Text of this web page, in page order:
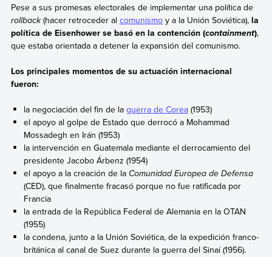
Pese a sus promesas electorales de implementar una política de
rollback(hacer retroceder al comunismoy a la Unión Soviética), la
política de Eisenhower se basó en la contención (containment),
que estaba orientada a detener la expansión del comunismo.
Los principales momentos de su actuación internacional
fueron:
la negociación del fin de laguerra de Corea (1953)
el apoyo al golpe de Estado que derrocó a Mohammad
Mossadegh en Irán (1953)
la intervención en Guatemala mediante el derrocamiento del
presidente Jacobo Árbenz (1954)
el apoyo a la creación de la Comunidad Europea de Defensa
(CED), que finalmente fracasó porque no fue ratificada por
Francia
la entrada de la República Federal de Alemania en la OTAN
(1955)
la condena, junto a la Unión Soviética, de la expedición franco-
británica al canal de Suez durante la guerra del Sinaí (1956).